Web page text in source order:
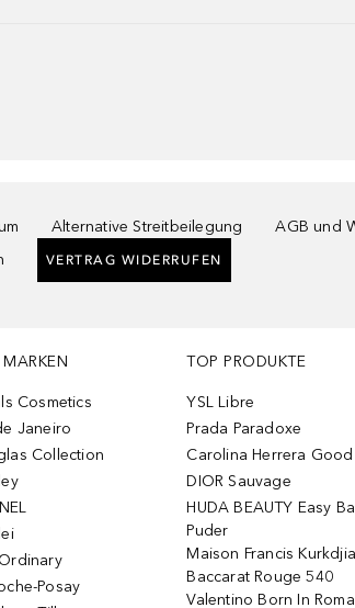
Alternative Streitbeilegung
AGB und
VERTRAG WIDERRUFEN
Cosmetics
Janeiro
Collection
Posay
TOP PRODUKTE
YSL Libre
Prada Paradoxe
Carolina Herrera Good
DIOR Sauvage
HUDA BEAUTY Easy
Puder
Maison Francis
Baccarat Rouge 540
Valentino Born In Roma